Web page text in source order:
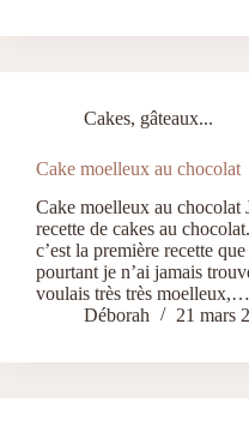
Cakes, gâteaux...
Cake moelleux au chocolat
Cake moelleux au chocolat
recette de cakes au
c’est la première recette
pourtant je n’ai jamais
voulais très très moelleux,…
Déborah
21 mars